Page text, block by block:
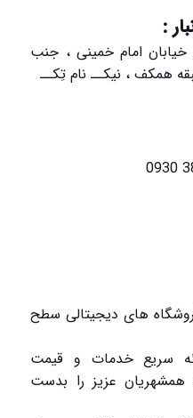
:
امام خمینی ، جنب
همکف ، نیکــ نام تِکــ
های دیجیتالی سطح
سریع خدمات و قیمت
همشهریان عزیز را بدست